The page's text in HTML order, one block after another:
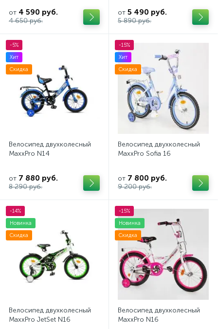
от 4 590 руб.
4 650 руб.
от 5 490 руб.
5 890 руб.
-5%
Хит
Скидка
Велосипед двухколесный
MaxxPro N14
от 7 880 руб.
8 290 руб.
-15%
Хит
Скидка
Велосипед двухколесный
MaxxPro Sofia 16
от 7 800 руб.
9 200 руб.
-14%
Новинка
Скидка
Велосипед двухколесный
MaxxPro JetSet N16
-15%
Новинка
Скидка
Велосипед двухколесный
MaxxPro N16